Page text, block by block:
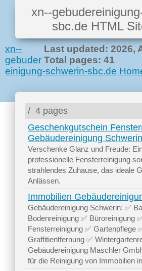
xn--
sbc.de HTML
Last updated: 2026,
Total pages: 41
xn--
gebuder
einigung-schwerin-sbc.de
/ 4 pages
Geschenkgutschein
Gebäudereinigung Schwerin
Verschenke Glanz und Freude:
professionelle Fensterreinigung
strahlendes Zuhause, das ideale
Anlässen.
Immobilien
Gebäudereinigung Schwerin: ✅
Bodenreinigung ✅ Büroreinigung
Fensterreinigung ✅ Gartenpflege
Graffitientfernung ✅
Gebäudereinigung Maschler
für die Reinigung von Immobilien